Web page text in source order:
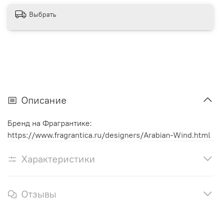
Выбрать
Описание
Бренд на Фрагрантике:
https://www.fragrantica.ru/designers/Arabian-Wind.html
Характеристики
Отзывы